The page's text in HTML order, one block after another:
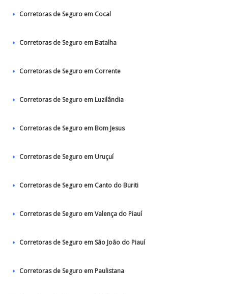
Corretoras de Seguro em Cocal
Corretoras de Seguro em Batalha
Corretoras de Seguro em Corrente
Corretoras de Seguro em Luzilândia
Corretoras de Seguro em Bom Jesus
Corretoras de Seguro em Uruçuí
Corretoras de Seguro em Canto do Buriti
Corretoras de Seguro em Valença do Piauí
Corretoras de Seguro em São João do Piauí
Corretoras de Seguro em Paulistana